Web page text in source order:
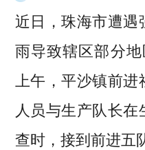
近日，珠海市遭遇
雨导致辖区部分
上午，平沙镇前进
人员与生产队长
查时，接到前进五